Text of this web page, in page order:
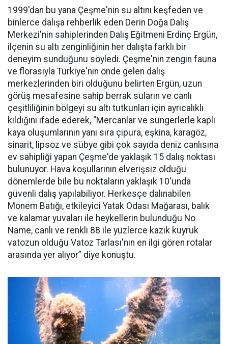
1999'dan bu yana Çeşme'nin su altını keşfeden ve
binlerce dalışa rehberlik eden Derin Doğa Dalış
Merkezi'nin sahiplerinden Dalış Eğitmeni Erdinç Ergün,
ilçenin su altı zenginliğinin her dalışta farklı bir
deneyim sunduğunu söyledi. Çeşme'nin zengin fauna
ve florasıyla Türkiye'nin önde gelen dalış
merkezlerinden biri olduğunu belirten Ergün, uzun
görüş mesafesine sahip berrak suların ve canlı
çeşitliliğinin bölgeyi su altı tutkunları için ayrıcalıklı
kıldığını ifade ederek, “Mercanlar ve süngerlerle kaplı
kaya oluşumlarının yanı sıra çipura, eşkina, karagöz,
sinarit, lipsoz ve sübye gibi çok sayıda deniz canlısına
ev sahipliği yapan Çeşme'de yaklaşık 15 dalış noktası
bulunuyor. Hava koşullarının elverişsiz olduğu
dönemlerde bile bu noktaların yaklaşık 10'unda
güvenli dalış yapılabiliyor. Herkesçe dalınabilen
Monem Batığı, etkileyici Yatak Odası Mağarası, balık
ve kalamar yuvaları ile heykellerin bulunduğu No
Name, canlı ve renkli 88 ile yüzlerce kazık kuyruk
vatozun olduğu Vatoz Tarlası'nın en ilgi gören rotalar
arasında yer alıyor” diye konuştu.